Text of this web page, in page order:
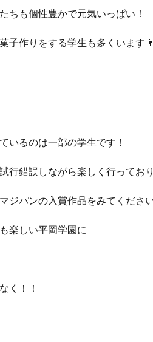
ちも個性豊かで元気いっぱい！
子作りをする学生も多くいます
いるのは一部の学生です！
行錯誤しながら楽しく行ってお
ジパンの入賞作品をみてくださ
楽しい平岡学園に
く！！